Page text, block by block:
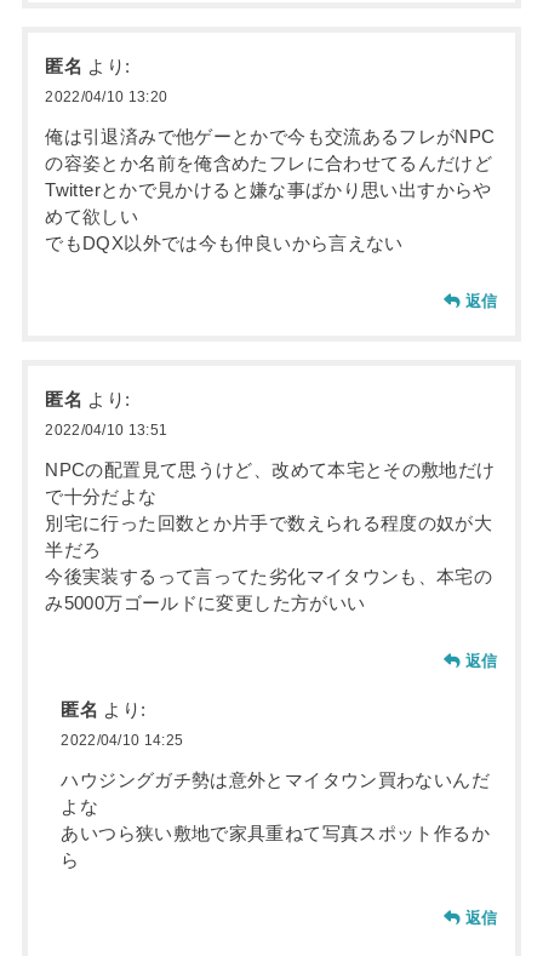
匿名 より:
2022/04/10 13:20
俺は引退済みで他ゲーとかで今も交流あるフレがNPC
の容姿とか名前を俺含めたフレに合わせてるんだけど
Twitterとかで見かけると嫌な事ばかり思い出すからや
めて欲しい
でもDQX以外では今も仲良いから言えない
返信
匿名 より:
2022/04/10 13:51
NPCの配置見て思うけど、改めて本宅とその敷地だけ
で十分だよな
別宅に行った回数とか片手で数えられる程度の奴が大
半だろ
今後実装するって言ってた劣化マイタウンも、本宅の
み5000万ゴールドに変更した方がいい
返信
匿名 より:
2022/04/10 14:25
ハウジングガチ勢は意外とマイタウン買わないんだ
よな
あいつら狭い敷地で家具重ねて写真スポット作るか
ら
返信